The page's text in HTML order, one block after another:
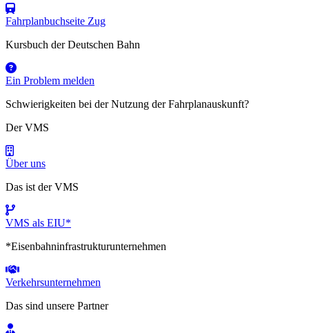
Fahrplanbuchseite Zug
Kursbuch der Deutschen Bahn
Ein Problem melden
Schwierigkeiten bei der Nutzung der Fahrplanauskunft?
Der VMS
Über uns
Das ist der VMS
VMS als EIU*
*Eisenbahninfrastrukturunternehmen
Verkehrsunternehmen
Das sind unsere Partner